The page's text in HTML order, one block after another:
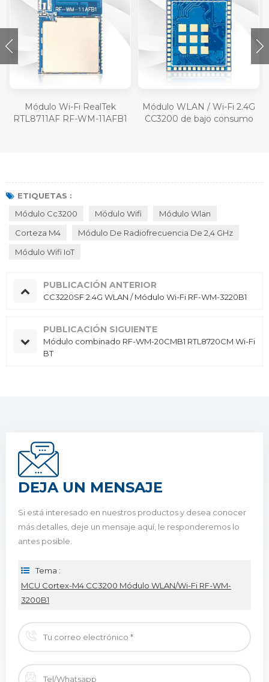
Módulo Wi-Fi RealTek
RTL8711AF RF-WM-11AFB1
Módulo WLAN / Wi-Fi 2.4G
CC3200 de bajo consumo
ETIQUETAS :
Módulo Cc3200
Módulo Wifi
Módulo Wlan
Corteza M4
Módulo De Radiofrecuencia De 2,4 GHz
Módulo Wifi IoT
PUBLICACIÓN ANTERIOR
CC3220SF 2.4G WLAN / Módulo Wi-Fi RF-WM-3220B1
PUBLICACIÓN SIGUIENTE
Módulo combinado RF-WM-20CMB1 RTL8720CM Wi-Fi
BT
DEJA UN MENSAJE
Si está interesado en nuestros productos y desea conocer
más detalles, deje un mensaje aquí, le responderemos lo
antes posible.
Tema :
MCU Cortex-M4 CC3200 Módulo WLAN/Wi-Fi RF-WM-
3200B1